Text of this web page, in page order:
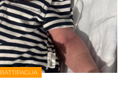
BATTIPAGLIA